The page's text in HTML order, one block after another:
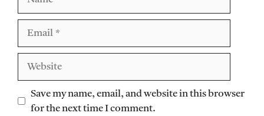
Save my name, email, and website in this browser
for the next time I comment.